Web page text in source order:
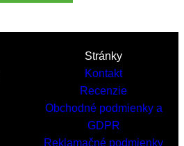
Stránky
Kontakt
Recenzie
Obchodné podmienky a
GDPR
Reklamačné podmienky